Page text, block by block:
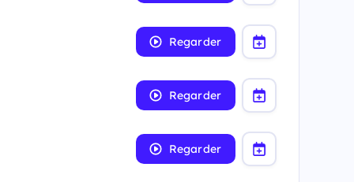
Regarder
Regarder
Regarder